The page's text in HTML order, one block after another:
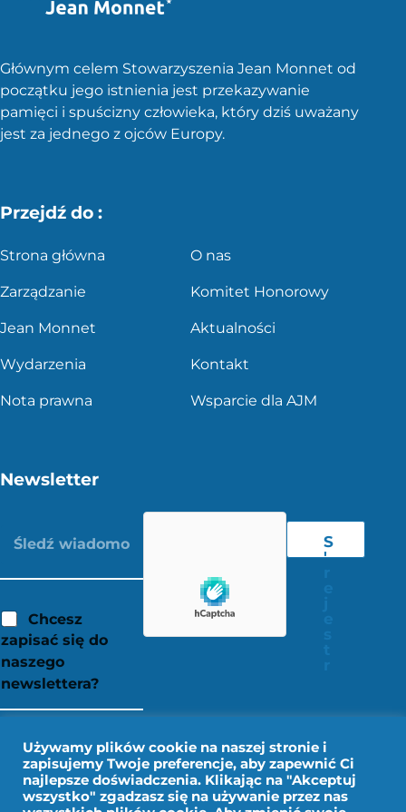
Głównym celem Stowarzyszenia Jean Monnet od
początku jego istnienia jest przekazywanie
pamięci i spuścizny człowieka, który dziś uważany
jest za jednego z ojców Europy.
Przejdź do :
Strona główna O nas
Zarządzanie Komitet Honorowy
Jean Monnet Aktualności
Wydarzenia Kontakt
Nota prawna Wsparcie dla AJM
Newsletter
Chcesz
zapisać się do
naszego
newslettera?
S
'
Używamy plików cookie na naszej stronie i
zapisujemy Twoje preferencje, aby zapewnić Ci
najlepsze doświadczenia. Klikając na "Akceptuj
wszystko" zgadzasz się na używanie przez nas